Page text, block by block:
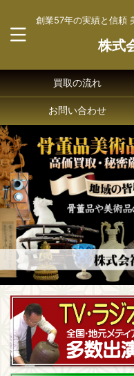
創業57年の実績と信頼
株式
買取の流れ
お問い合わせ